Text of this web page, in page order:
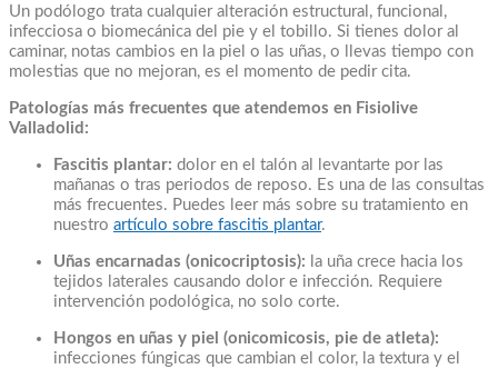
Un podólogo trata cualquier alteración estructural, funcional,
infecciosa o biomecánica del pie y el tobillo. Si tienes dolor al
caminar, notas cambios en la piel o las uñas, o llevas tiempo con
molestias que no mejoran, es el momento de pedir cita.
Patologías más frecuentes que atendemos en Fisiolive
Valladolid:
Fascitis plantar: dolor en el talón al levantarte por las
mañanas o tras periodos de reposo. Es una de las consultas
más frecuentes. Puedes leer más sobre su tratamiento en
nuestro artículo sobre fascitis plantar.
Uñas encarnadas (onicocriptosis): la uña crece hacia los
tejidos laterales causando dolor e infección. Requiere
intervención podológica, no solo corte.
Hongos en uñas y piel (onicomicosis, pie de atleta):
infecciones fúngicas que cambian el color, la textura y el